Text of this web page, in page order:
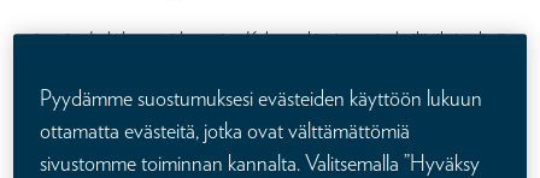
28.–30.7. Lahdessa pidettävien Kalevan kisojen esiurheilijoiksi valittiin
ennätyksiään ennen lajifinaaleja. Henkivakuutusyhtiö Kaleva
palkitsee esiurheilijoita niin hyvistä yrityksistä kuin ennätystensä
rikkomisista.
Pyydämme suostumuksesi evästeiden käyttöön lukuun
ottamatta evästeitä, jotka ovat välttämättömiä
sivustomme toiminnan kannalta. Valitsemalla ”Hyväksy